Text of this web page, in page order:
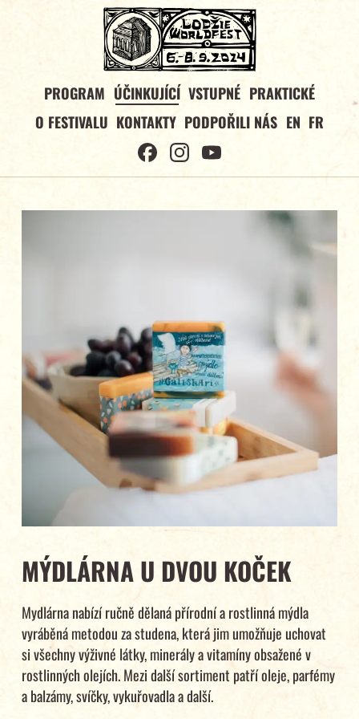
PROGRAM ÚČINKUJÍCÍ VSTUPNÉ PRAKTICKÉ
O FESTIVALU KONTAKTY PODPOŘILI NÁS EN FR
MÝDLÁRNA U DVOU KOČEK
Mydlárna nabízí ručně dělaná přírodní a rostlinná mýdla
vyráběná metodou za studena, která jim umožňuje uchovat
si všechny výživné látky, minerály a vitamíny obsažené v
rostlinných olejích. Mezi další sortiment patří oleje, parfémy
a balzámy, svíčky, vykuřovadla a další.